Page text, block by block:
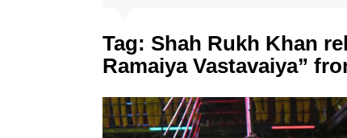
Tag: Shah Rukh Khan
Ramaiya Vastavaiya”